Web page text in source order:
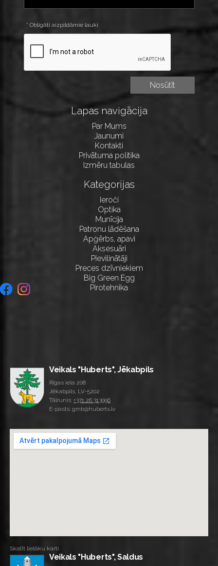
* Obligāti aizpildāmie lauki
Lapas navigācija
Par Mums
Jaunumi
Kontakti
Privātuma politika
Izmēru tabulas
Kategorijas
Ieroči
Optika
Munīcija
Patronu lādēšana
Apģērbs, apavi
Aksesuāri
Pievilinātāji
Preces dzīvniekiem
Big Green Egg
Pirotehnika
Veikals "Huberts", Jēkabpils
Rīgas iela 208
Jēkabpils, LV-5202
Tālrunis: +371 26 313996
E-pasts: gmb@huberts.lv
Skatīt lielāku karti
Veikals "Huberts", Saldus